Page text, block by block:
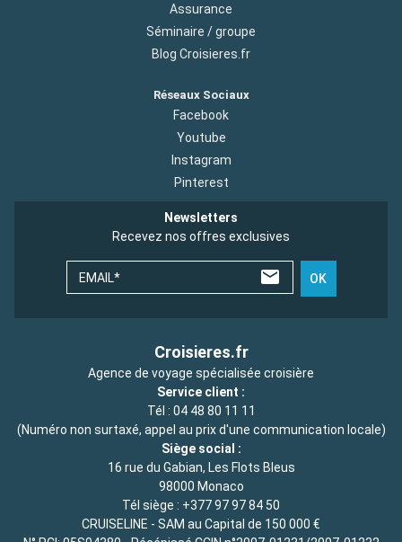
Assurance
Séminaire / groupe
Blog Croisieres.fr
Réseaux Sociaux
Facebook
Youtube
Instagram
Pinterest
Newsletters
Recevez nos offres exclusives
EMAIL* OK
Croisieres.fr
Agence de voyage spécialisée croisière
Service client :
Tél : 04 48 80 11 11
(Numéro non surtaxé, appel au prix d'une communication locale)
Siège social :
16 rue du Gabian, Les Flots Bleus
98000 Monaco
Tél siège : +377 97 97 84 50
CRUISELINE - SAM au Capital de 150 000 €